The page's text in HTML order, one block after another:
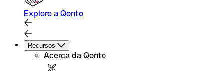
Explore a Qonto
Recursos
Acerca da Qonto